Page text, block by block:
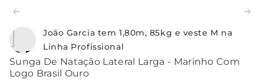
João Garcia tem 1,80m, 85kg e veste M na
Linha Profissional
Sunga De Natação Lateral Larga - Marinho Com
Logo Brasil Ouro